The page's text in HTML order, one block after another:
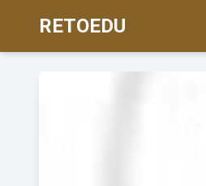
RETOEDU